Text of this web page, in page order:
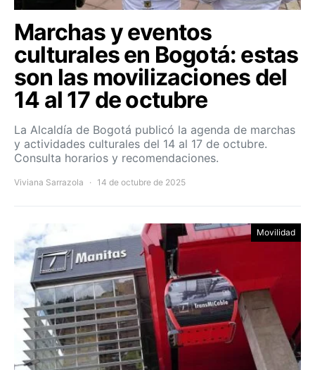
Marchas y eventos
culturales en Bogotá: estas
son las movilizaciones del
14 al 17 de octubre
La Alcaldía de Bogotá publicó la agenda de marchas
y actividades culturales del 14 al 17 de octubre.
Consulta horarios y recomendaciones.
Viviana Sarrazola 14 de octubre de 2025
Movilidad